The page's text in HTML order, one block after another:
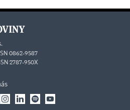
0862-9587
2787-950X